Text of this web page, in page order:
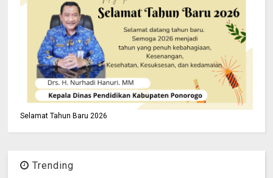
Selamat Tahun Baru 2026
Trending